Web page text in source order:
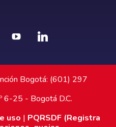
Bogotá: (601) 297
6-25 - Bogotá D.C.
uso | PQRSDF (Registra